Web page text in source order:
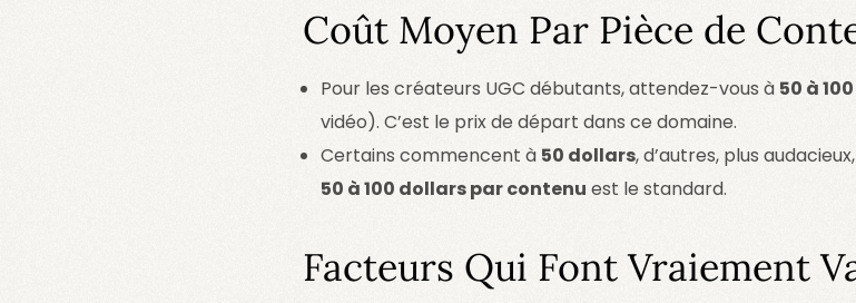
Coût Moyen Par Pièce de
Pour les créateurs UGC débutants, attendez-vous à 50 à
vidéo). C’est le prix de départ dans ce domaine.
Certains commencent à 50 dollars, d’autres, plus
50 à 100 dollars par contenu est le standard.
Facteurs Qui Font Vraiement